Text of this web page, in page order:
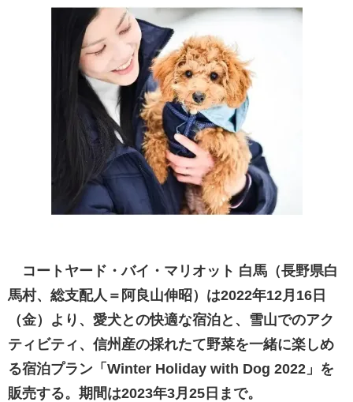
コートヤード・バイ・マリオット 白馬（長野県白
馬村、総支配人＝阿良山伸昭）は2022年12月16日
（金）より、愛犬との快適な宿泊と、雪山でのアク
ティビティ、信州産の採れたて野菜を一緒に楽しめ
る宿泊プラン「Winter Holiday with Dog 2022」を
販売する。期間は2023年3月25日まで。